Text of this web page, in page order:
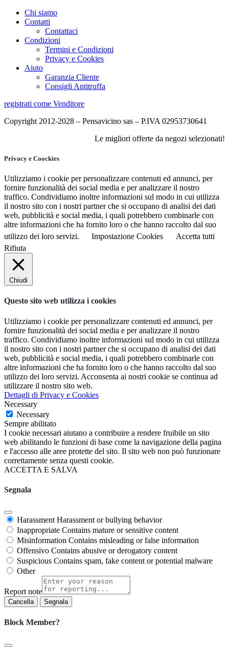
Chi siamo
Contatti
Contattaci
Condizioni
Termini e Condizioni
Privacy e Cookies
Aiuto
Garanzia Cliente
Consigli Antitruffa
registrati come Venditore
Copyright 2012-2028 – Pensavicino sas – P.IVA 02953730641
Le migliori offerte da negozi selezionati!
Privacy e Coockies
Utilizziamo i cookie per personalizzare contenuti ed annunci, per
fornire funzionalità dei social media e per analizzare il nostro
traffico. Condividiamo inoltre informazioni sul modo in cui utilizza
il nostro sito con i nostri partner che si occupano di analisi dei dati
web, pubblicità e social media, i quali potrebbero combinarle con
altre informazioni che ha fornito loro o che hanno raccolto dal suo
utilizzo dei loro servizi.
Impostazione Cookies
Accetta tutti
Rifiuta
Chiudi
Questo sito web utilizza i cookies
Utilizziamo i cookie per personalizzare contenuti ed annunci, per
fornire funzionalità dei social media e per analizzare il nostro
traffico. Condividiamo inoltre informazioni sul modo in cui utilizza
il nostro sito con i nostri partner che si occupano di analisi dei dati
web, pubblicità e social media, i quali potrebbero combinarle con
altre informazioni che ha fornito loro o che hanno raccolto dal suo
utilizzo dei loro servizi. Acconsenta ai nostri cookie se continua ad
utilizzare il nostro sito web.
Dettagli di Privacy e Cookies
Necessary
Necessary
Sempre abilitato
I cookie necessari aiutano a contribuire a rendere fruibile un sito
web abilitando le funzioni di base come la navigazione della pagina
e l'accesso alle aree protette del sito. Il sito web non può funzionare
correttamente senza questi cookie.
ACCETTA E SALVA
Segnala
Harassment Harassment or bullying behavior
Inappropriate Contains mature or sensitive content
Misinformation Contains misleading or false information
Offensivo Contains abusive or derogatory content
Suspicious Contains spam, fake content or potential malware
Other
Report note
Segnala
Block Member?